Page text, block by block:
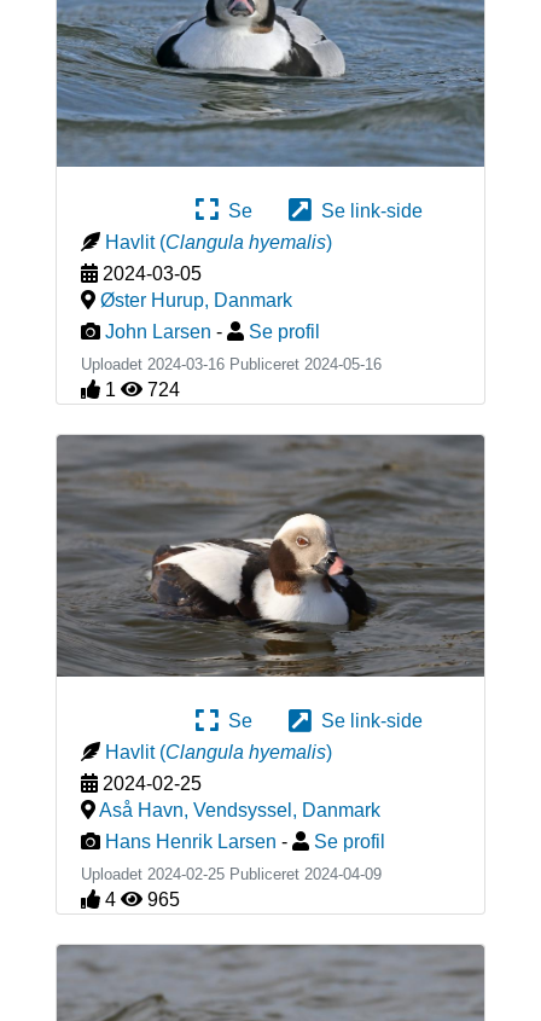
Se
Se link-side
Havlit (Clangula hyemalis)
2024-03-05
Øster Hurup, Danmark
John Larsen - Se profil
Uploadet 2024-03-16 Publiceret 2024-05-16
1 724
Se
Se link-side
Havlit (Clangula hyemalis)
2024-02-25
Aså Havn, Vendsyssel , Danmark
Hans Henrik Larsen - Se profil
Uploadet 2024-02-25 Publiceret 2024-04-09
4 965